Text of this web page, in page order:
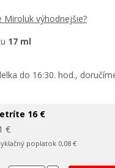
Miroluk výhodnejšie?
17 ml
do 16:30. hod.,
16 €
€
poplatok 0,08 €